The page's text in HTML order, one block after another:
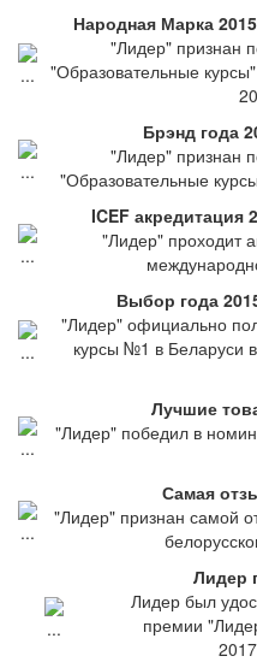
Народная Марка
"Лидер" признан
"Образовательные
Брэнд года
"Лидер" признан
"Образовательные
ICEF акредитация
"Лидер" проходит
Выбор года
"Лидер" официально
курсы №1 в Беларуси
Лучшие
"Лидер" победил в
Самая
"Лидер" признан самой
Лидер
Лидер был
премии